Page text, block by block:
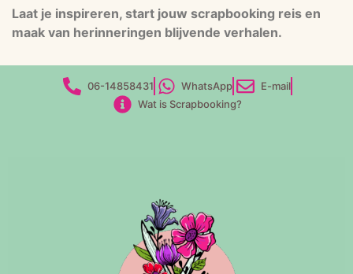
Laat je inspireren, start jouw scrapbooking reis en
maak van herinneringen blijvende verhalen.
06-14858431 WhatsApp
E-mail
Wat is Scrapbooking?